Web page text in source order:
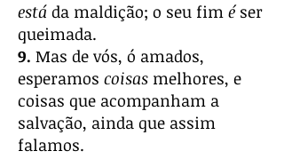
está da maldição; o seu fim éser
queimada.
9. Mas de vós, ó amados,
esperamos coisas melhores, e
coisas que acompanham a
salvação, ainda que assim
falamos.